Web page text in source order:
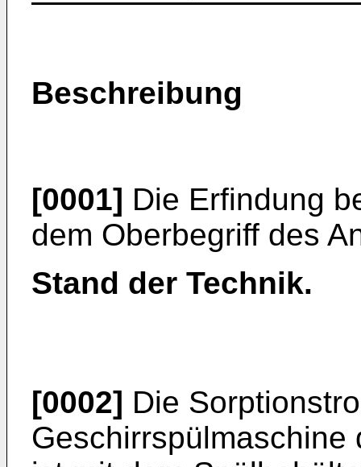
Beschreibung
[0001] Die Erfindung
dem Oberbegriff des
Stand der Technik.
[0002] Die